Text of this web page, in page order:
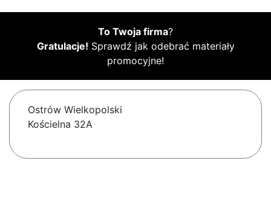
To Twoja firma?
Gratulacje! Sprawdź jak odebrać materiały
promocyjne!
Ostrów Wielkopolski
Kościelna 32A